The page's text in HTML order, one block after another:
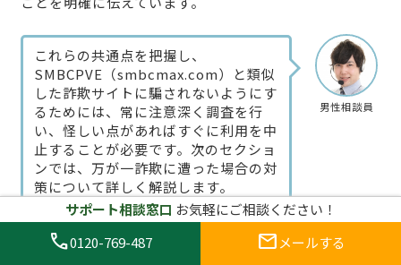
男性相談員
これらの共通点を把握し、
SMBCPVE（smbcmax.com）と類似
した詐欺サイトに騙されないようにす
るためには、常に注意深く調査を行
い、怪しい点があればすぐに利用を中
止することが必要です。次のセクショ
ンでは、万が一詐欺に遭った場合の対
策について詳しく解説します。
サポート相談窓口 お気軽にご相談ください！
call0120-769-487 mail メールする